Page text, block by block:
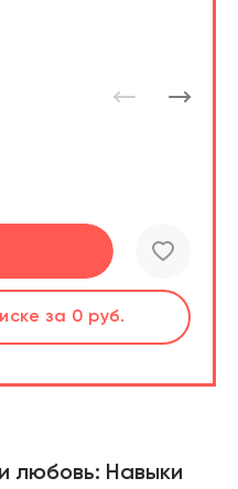
за 0 руб.
за 0 руб.
за 0 руб.
любовь: Навыки